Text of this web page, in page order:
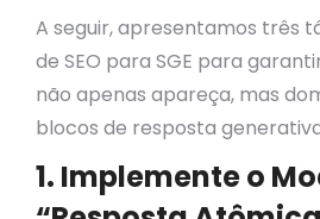
A seguir, apresentamos três
de SEO para SGE para
não apenas apareça, mas
blocos de resposta
1. Implemente o